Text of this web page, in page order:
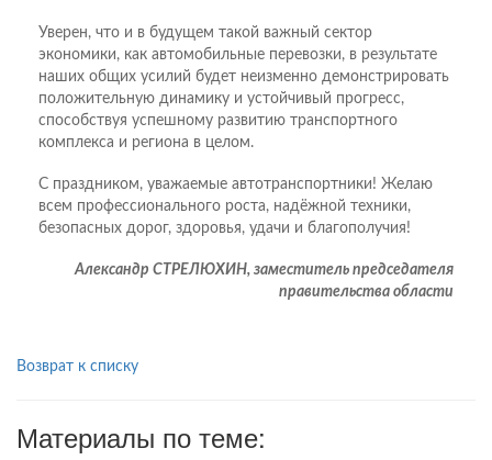
Уверен, что и в будущем такой важный сектор
экономики, как автомобильные перевозки, в результате
наших общих усилий будет неизменно демонстрировать
положительную динамику и устойчивый прогресс,
способствуя успешному развитию транспортного
комплекса и региона в целом.
С праздником, уважаемые автотранспортники! Желаю
всем профессионального роста, надёжной техники,
безопасных дорог, здоровья, удачи и благополучия!
Александр СТРЕЛЮХИН, заместитель председателя
правительства области
Возврат к списку
Материалы по теме: